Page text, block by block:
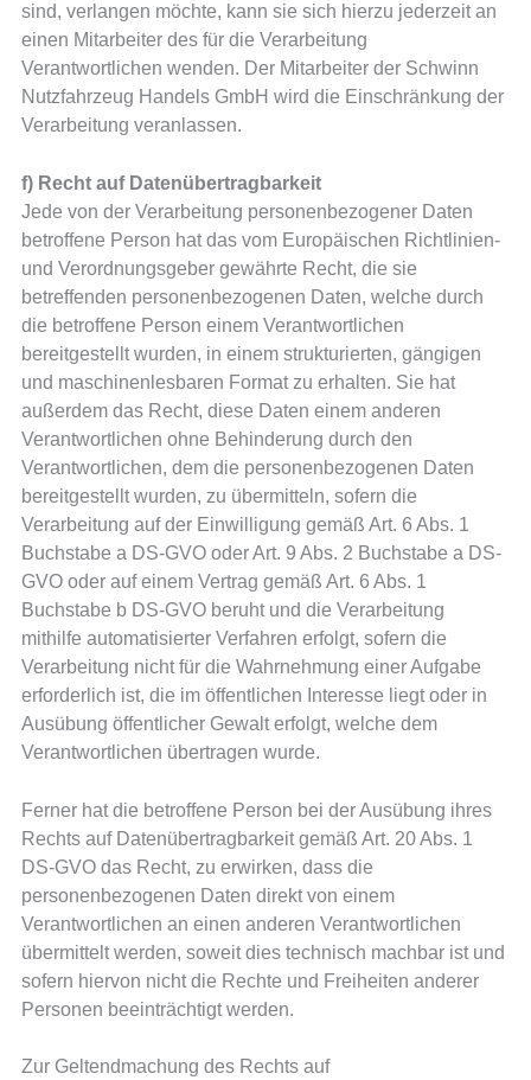
sind, verlangen möchte, kann sie sich hierzu jederzeit an
einen Mitarbeiter des für die Verarbeitung
Verantwortlichen wenden. Der Mitarbeiter der Schwinn
Nutzfahrzeug Handels GmbH wird die Einschränkung der
Verarbeitung veranlassen.
f) Recht auf Datenübertragbarkeit
Jede von der Verarbeitung personenbezogener Daten
betroffene Person hat das vom Europäischen Richtlinien-
und Verordnungsgeber gewährte Recht, die sie
betreffenden personenbezogenen Daten, welche durch
die betroffene Person einem Verantwortlichen
bereitgestellt wurden, in einem strukturierten, gängigen
und maschinenlesbaren Format zu erhalten. Sie hat
außerdem das Recht, diese Daten einem anderen
Verantwortlichen ohne Behinderung durch den
Verantwortlichen, dem die personenbezogenen Daten
bereitgestellt wurden, zu übermitteln, sofern die
Verarbeitung auf der Einwilligung gemäß Art. 6 Abs. 1
Buchstabe a DS-GVO oder Art. 9 Abs. 2 Buchstabe a DS-
GVO oder auf einem Vertrag gemäß Art. 6 Abs. 1
Buchstabe b DS-GVO beruht und die Verarbeitung
mithilfe automatisierter Verfahren erfolgt, sofern die
Verarbeitung nicht für die Wahrnehmung einer Aufgabe
erforderlich ist, die im öffentlichen Interesse liegt oder in
Ausübung öffentlicher Gewalt erfolgt, welche dem
Verantwortlichen übertragen wurde.
Ferner hat die betroffene Person bei der Ausübung ihres
Rechts auf Datenübertragbarkeit gemäß Art. 20 Abs. 1
DS-GVO das Recht, zu erwirken, dass die
personenbezogenen Daten direkt von einem
Verantwortlichen an einen anderen Verantwortlichen
übermittelt werden, soweit dies technisch machbar ist und
sofern hiervon nicht die Rechte und Freiheiten anderer
Personen beeinträchtigt werden.
Zur Geltendmachung des Rechts auf